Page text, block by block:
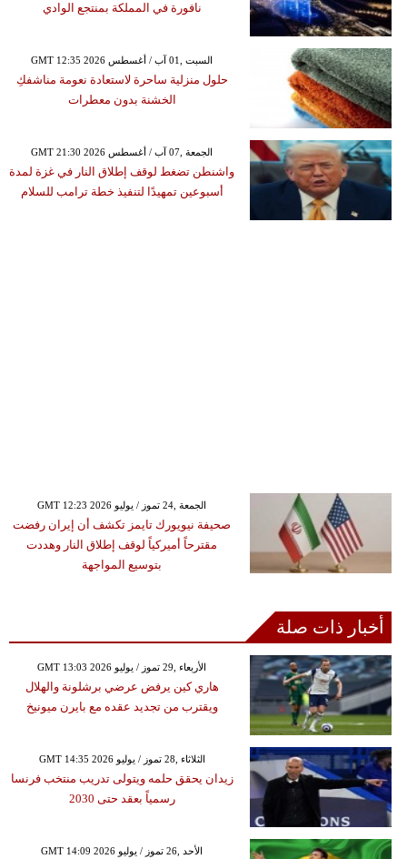
نافورة في المملكة بمنتجع الوادي
GMT 12:35 2026 السبت ,01 آب / أغسطس
حلول منزلية ساحرة لاستعادة نعومة مناشفكِ
الخشنة بدون معطرات
GMT 21:30 2026 الجمعة ,07 آب / أغسطس
واشنطن تضغط لوقف إطلاق النار في غزة لمدة
أسبوعين تمهيدًا لتنفيذ خطة ترامب للسلام
GMT 12:23 2026 الجمعة ,24 تموز / يوليو
صحيفة نيويورك تايمز تكشف أن إيران رفضت
مقترحاً أميركياً لوقف إطلاق النار وهددت
بتوسيع المواجهة
أخبار ذات صلة
GMT 13:03 2026 الأربعاء ,29 تموز / يوليو
هاري كين يرفض عرضي برشلونة والهلال
ويقترب من تجديد عقده مع بايرن ميونيخ
GMT 14:35 2026 الثلاثاء ,28 تموز / يوليو
زيدان يحقق حلمه ويتولى تدريب منتخب فرنسا
رسمياً بعقد حتى 2030
GMT 14:09 2026 الأحد ,26 تموز / يوليو